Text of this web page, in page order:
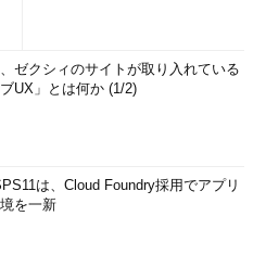
ゼクシィのサイトが取り入れている
ブUX」とは何か (1/2)
は、Cloud Foundry採用でアプリ
を一新